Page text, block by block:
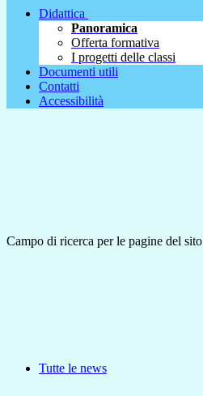
Didattica
Panoramica
Offerta formativa
I progetti delle classi
Documenti utili
Contatti
Accessibilità
Campo di ricerca per le pagine del sito
Tutte le news